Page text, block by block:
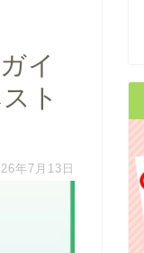
イ
ト
年7月13日